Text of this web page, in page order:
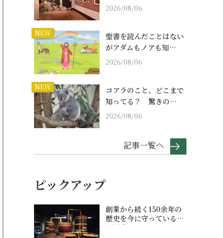
2026/08/06
NEW
聖書を読んだことはない
がアダムもノアも知…
2026/08/06
NEW
コアラのこと、どこまで
知ってる？ 驚きの…
2026/08/06
記事一覧へ
ピックアップ
創業から続く150余年の
歴史を今に守っている濵
田酒造